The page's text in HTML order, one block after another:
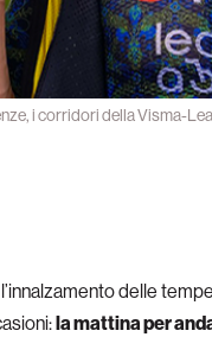
i corridori della Visma-
delle
la mattina per